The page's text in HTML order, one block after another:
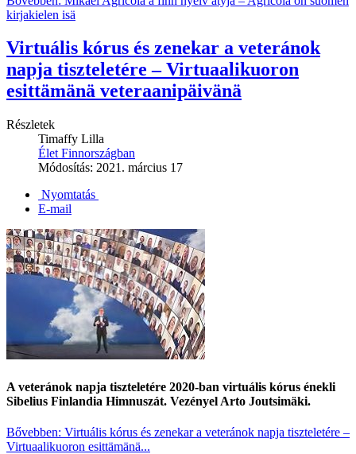
kirjakielen isä
Virtuális kórus és zenekar a veteránok
napja tiszteletére – Virtuaalikuoron
esittämänä veteraanipäivänä
Részletek
Timaffy Lilla
Élet Finnországban
Módosítás: 2021. március 17
Nyomtatás
E-mail
A veteránok napja tiszteletére 2020-ban virtuális kórus énekli
Sibelius Finlandia Himnuszát. Vezényel Arto Joutsimäki.
Bővebben: Virtuális kórus és zenekar a veteránok napja tiszteletére –
Virtuaalikuoron esittämänä...